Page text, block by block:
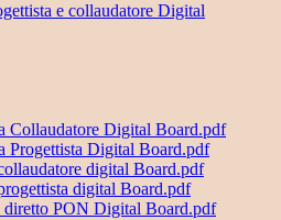
e collaudatore Digital
Collaudatore Digital Board.pdf
Progettista Digital Board.pdf
digital Board.pdf
digital Board.pdf
diretto PON Digital Board.pdf